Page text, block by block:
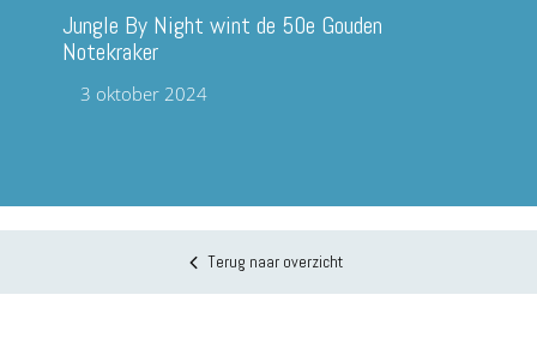
Jungle By Night wint de 50e Gouden
Notekraker
3 oktober 2024
Terug naar overzicht